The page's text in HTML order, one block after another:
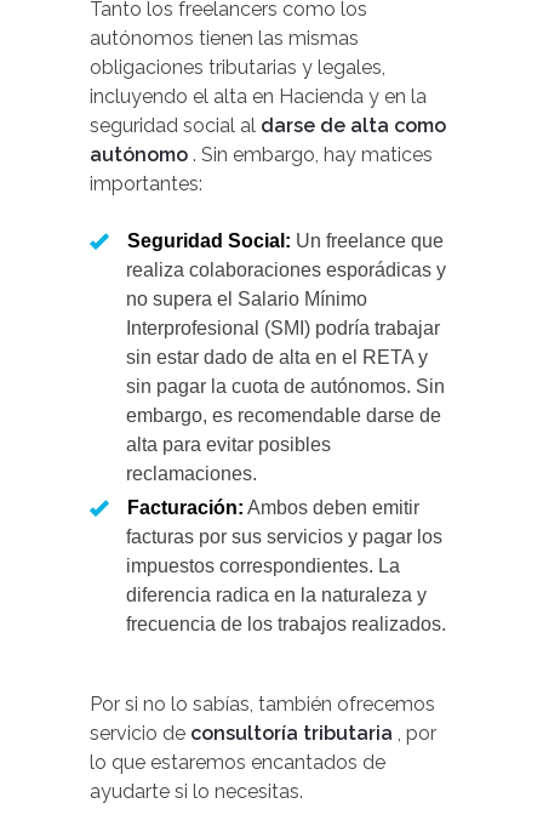
Tanto los freelancers como los
autónomos tienen las mismas
obligaciones tributarias y legales,
incluyendo el alta en Hacienda y en la
seguridad social al darse de alta como
autónomo . Sin embargo, hay matices
importantes:
Seguridad Social: Un freelance que
realiza colaboraciones esporádicas y
no supera el Salario Mínimo
Interprofesional (SMI) podría trabajar
sin estar dado de alta en el RETA y
sin pagar la cuota de autónomos. Sin
embargo, es recomendable darse de
alta para evitar posibles
reclamaciones.
Facturación: Ambos deben emitir
facturas por sus servicios y pagar los
impuestos correspondientes. La
diferencia radica en la naturaleza y
frecuencia de los trabajos realizados.
Por si no lo sabías, también ofrecemos
servicio de consultoría tributaria , por
lo que estaremos encantados de
ayudarte si lo necesitas.